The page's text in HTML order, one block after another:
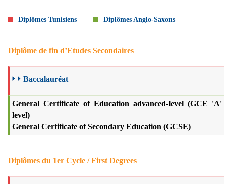
Diplômes Tunisiens Diplômes Anglo-Saxons
Diplôme de fin d’Etudes Secondaires
Baccalauréat
General Certificate of Education advanced-level (GCE 'A'
level)
General Certificate of Secondary Education (GCSE)
Diplômes du 1er Cycle / First Degrees